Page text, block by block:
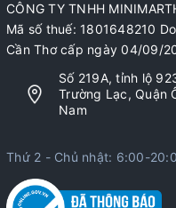
CÔNG TY TNHH
Mã số thuế: 1801648210
Cần Thơ cấp ngày 04/09/
Số 219A, tỉnh lộ
Trường Lạc, Quận
Nam
Thứ 2 - Chủ nhật: 6:00-